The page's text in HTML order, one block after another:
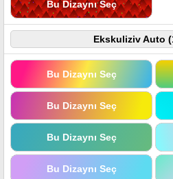
Bu Dizaynı Seç
Ekskuliziv Auto
Bu Dizaynı Seç
Bu Dizaynı Seç
Bu Dizaynı Seç
Bu Dizaynı Seç